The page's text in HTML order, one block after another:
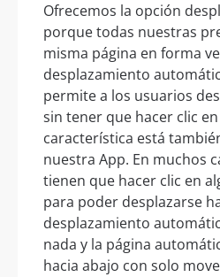
Ofrecemos la opción
porque todas nuestras
misma página en forma
desplazamiento
permite a los usuarios
sin tener que hacer clic
característica está
nuestra App. En muchos
tienen que hacer clic en
para poder desplazarse
desplazamiento
nada y la página
hacia abajo con solo